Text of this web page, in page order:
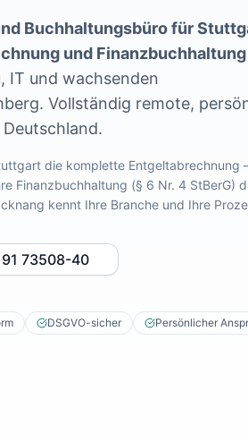
Buchhaltungsbüro für
und Finanzbuchhaltung
IT und wachsenden
. Vollständig remote,
die komplette Entgeltabrechnung
Finanzbuchhaltung (§ 6 Nr. 4 StBerG)
kennt Ihre Branche und Ihre
73508-40
DSGVO-sicher Persönlicher